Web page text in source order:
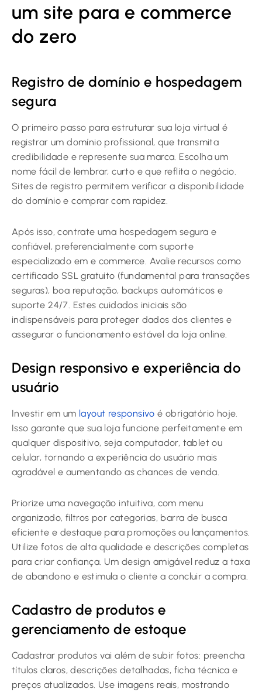
um site para e commerce
do zero
Registro de domínio e hospedagem
segura
O primeiro passo para estruturar sua loja virtual é
registrar um domínio profissional, que transmita
credibilidade e represente sua marca. Escolha um
nome fácil de lembrar, curto e que reflita o negócio.
Sites de registro permitem verificar a disponibilidade
do domínio e comprar com rapidez.
Após isso, contrate uma hospedagem segura e
confiável, preferencialmente com suporte
especializado em e commerce. Avalie recursos como
certificado SSL gratuito (fundamental para transações
seguras), boa reputação, backups automáticos e
suporte 24/7. Estes cuidados iniciais são
indispensáveis para proteger dados dos clientes e
assegurar o funcionamento estável da loja online.
Design responsivo e experiência do
usuário
Investir em um layout responsivo é obrigatório hoje.
Isso garante que sua loja funcione perfeitamente em
qualquer dispositivo, seja computador, tablet ou
celular, tornando a experiência do usuário mais
agradável e aumentando as chances de venda.
Priorize uma navegação intuitiva, com menu
organizado, filtros por categorias, barra de busca
eficiente e destaque para promoções ou lançamentos.
Utilize fotos de alta qualidade e descrições completas
para criar confiança. Um design amigável reduz a taxa
de abandono e estimula o cliente a concluir a compra.
Cadastro de produtos e
gerenciamento de estoque
Cadastrar produtos vai além de subir fotos: preencha
títulos claros, descrições detalhadas, ficha técnica e
preços atualizados. Use imagens reais, mostrando